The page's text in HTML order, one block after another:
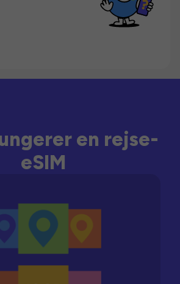
en rejse-
eSIM